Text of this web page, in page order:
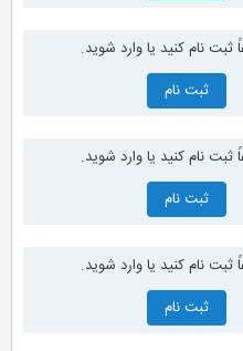
نام کنید یا وارد شوید.
ثبت نام
نام کنید یا وارد شوید.
ثبت نام
نام کنید یا وارد شوید.
ثبت نام